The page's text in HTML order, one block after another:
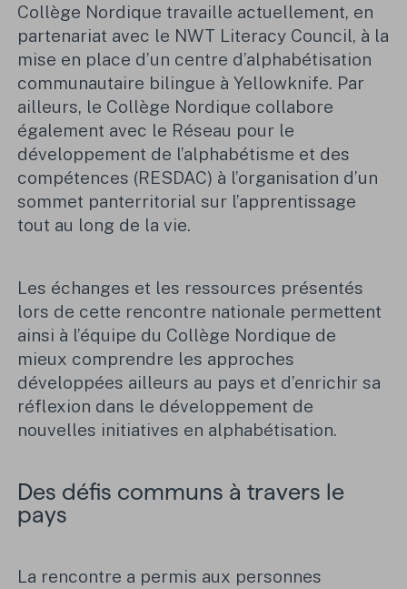
Collège Nordique travaille actuellement, en
partenariat avec le NWT Literacy Council, à la
mise en place d’un centre d’alphabétisation
communautaire bilingue à Yellowknife. Par
ailleurs, le Collège Nordique collabore
également avec le Réseau pour le
développement de l’alphabétisme et des
compétences (RESDAC) à l’organisation d’un
sommet panterritorial sur l’apprentissage
tout au long de la vie.
Les échanges et les ressources présentés
lors de cette rencontre nationale permettent
ainsi à l’équipe du Collège Nordique de
mieux comprendre les approches
développées ailleurs au pays et d’enrichir sa
réflexion dans le développement de
nouvelles initiatives en alphabétisation.
Des défis communs à travers le
pays
La rencontre a permis aux personnes